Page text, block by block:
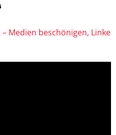
Medien beschönigen, Linke